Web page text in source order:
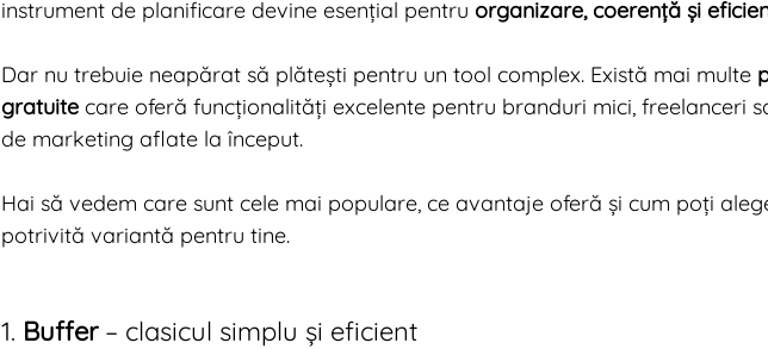
instrument de planificare devine esențial pentru organizare, coerență și
Dar nu trebuie neapărat să plătești pentru un tool complex. Există mai multe
gratuite care oferă funcționalități excelente pentru branduri mici, freelanceri
de marketing aflate la început.
Hai să vedem care sunt cele mai populare, ce avantaje oferă și cum poți
potrivită variantă pentru tine.
1. Buffer – clasicul simplu și eficient